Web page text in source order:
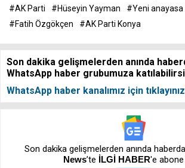
#AK Parti #Hüseyin Yayman #Yeni anayasa
#Fatih Özgökçen
#AK Parti Konya
Son dakika gelişmelerden anında
WhatsApp haber grubumuza
WhatsApp haber kanalımız için
Son dakika gelişmelerden anında
News’te İLGİ HABER'e